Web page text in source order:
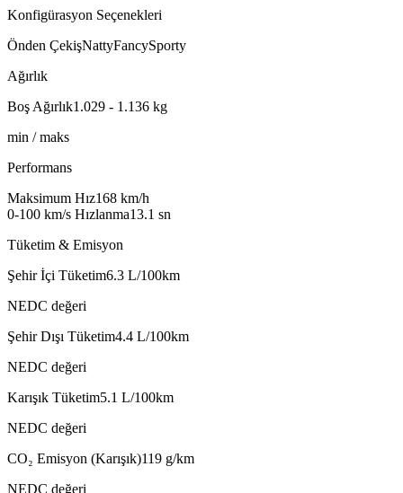
Konfigürasyon Seçenekleri
Önden ÇekişNattyFancySporty
Ağırlık
Boş Ağırlık1.029 - 1.136 kg
min / maks
Performans
Maksimum Hız168 km/h
0-100 km/s Hızlanma13.1 sn
Tüketim & Emisyon
Şehir İçi Tüketim6.3 L/100km
NEDC değeri
Şehir Dışı Tüketim4.4 L/100km
NEDC değeri
Karışık Tüketim5.1 L/100km
NEDC değeri
CO₂ Emisyon (Karışık)119 g/km
NEDC değeri